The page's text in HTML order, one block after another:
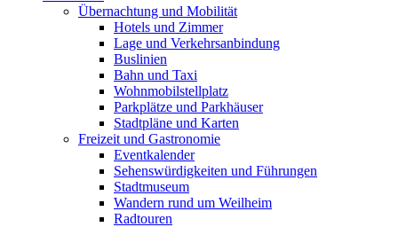
Übernachtung und Mobilität
Hotels und Zimmer
Lage und Verkehrsanbindung
Buslinien
Bahn und Taxi
Wohnmobilstellplatz
Parkplätze und Parkhäuser
Stadtpläne und Karten
Freizeit und Gastronomie
Eventkalender
Sehenswürdigkeiten und Führungen
Stadtmuseum
Wandern rund um Weilheim
Radtouren